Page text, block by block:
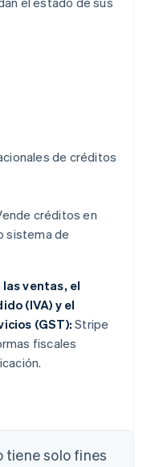
de créditos
créditos en
sistema de
ventas, el
(IVA) y el
(GST): Stripe
fiscales
tiene solo fines